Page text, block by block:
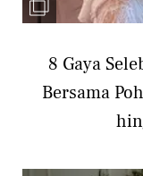
8 Gaya
Bersama